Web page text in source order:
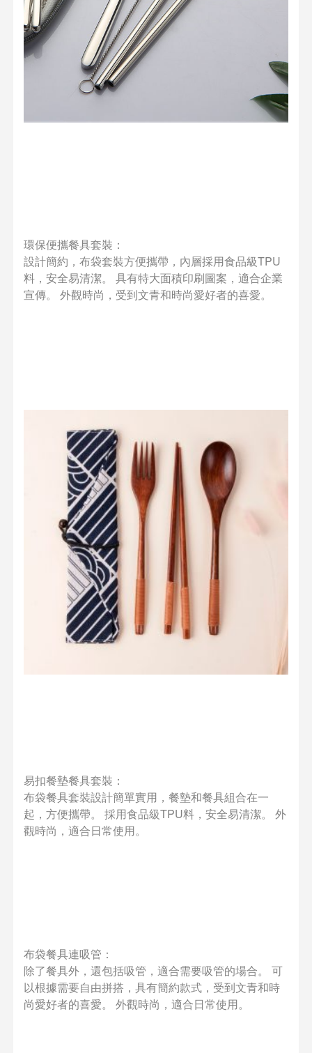
環保便攜餐具套裝：
設計簡約，布袋套裝方便攜帶，內層採用食品級TPU
料，安全易清潔。 具有特大面積印刷圖案，適合企業
宣傳。 外觀時尚，受到文青和時尚愛好者的喜愛。
易扣餐墊餐具套裝：
布袋餐具套裝設計簡單實用，餐墊和餐具組合在一
起，方便攜帶。 採用食品級TPU料，安全易清潔。 外
觀時尚，適合日常使用。
布袋餐具連吸管：
除了餐具外，還包括吸管，適合需要吸管的場合。 可
以根據需要自由拼搭，具有簡約款式，受到文青和時
尚愛好者的喜愛。 外觀時尚，適合日常使用。